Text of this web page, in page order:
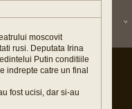
moscovit
rusi. Deputata Irina
Putin conditiile
indrepte catre un final
fost ucisi, dar si-au